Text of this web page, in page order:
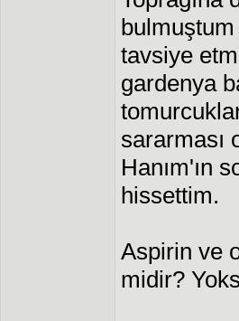
bulmuştum
tavsiye
gardenya
sararması
Hanım'ın
hissettim.
Aspirin ve
midir?